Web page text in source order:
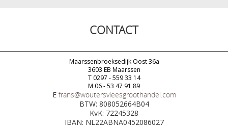
CONTACT
Maarssenbroeksedijk Oost 36a
3603 EB Maarssen
T 0297 - 559 33 14
M 06 - 53 47 91 89
E frans@woutersvleesgroothandel.com
BTW: 808052664B04
KvK: 72245328
IBAN: NL22ABNA0452086027